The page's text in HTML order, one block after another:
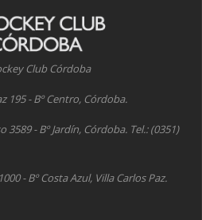
Club Córdoba
195 - Bº Centro, Córdoba.
3589 - Bº Jardín, Córdoba. Tel.: (0351)
- Bº Costa Azul, Villa Carlos Paz.